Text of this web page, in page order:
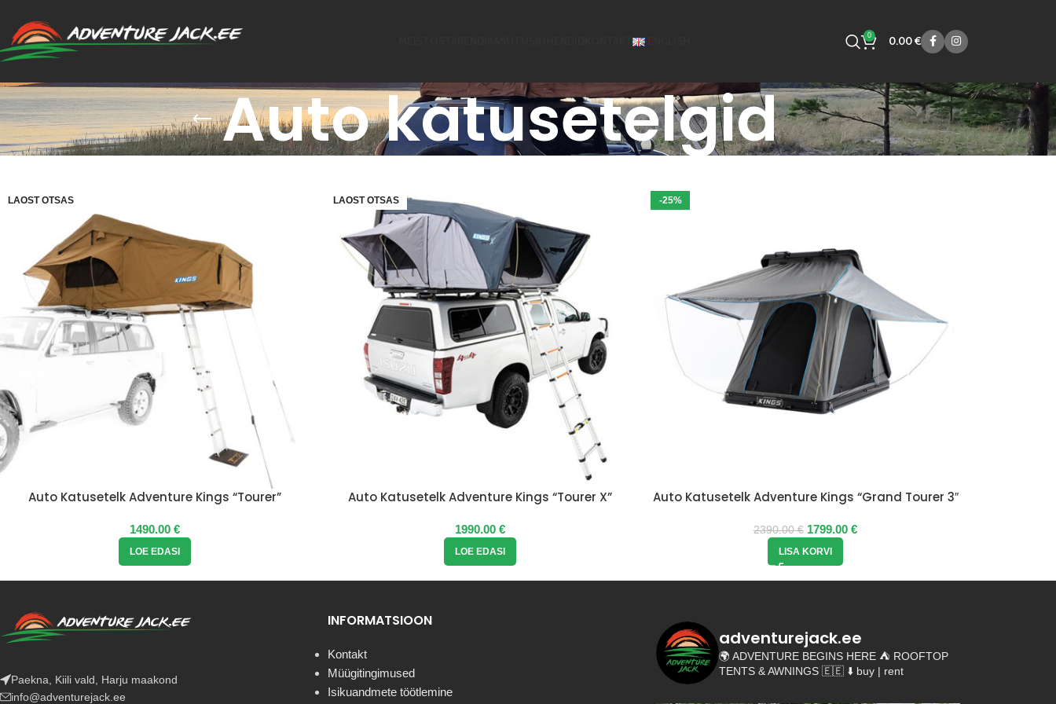
0 0.00€
Auto katusetelgid
LAOST OTSAS
Auto Katusetelk Adventure Kings “Tourer”
1490.00 €
LOE EDASI
LAOST OTSAS
Auto Katusetelk Adventure Kings “Tourer X”
1990.00 €
LOE EDASI
-25%
Auto Katusetelk Adventure Kings “Grand Tourer 3″
2390.00€ 1799.00 €
LISA KORVI
Paekna, Kiili vald, Harju maakond
info@adventurejack.ee
INFORMATSIOON
Kontakt
Müügitingimused
Isikuandmete töötlemine
adventurejack.ee
🌍 ADVENTURE BEGINS HERE⛺️ ROOFTOP
TENTS & AWNINGS 🇪🇪⬇️ buy | rent